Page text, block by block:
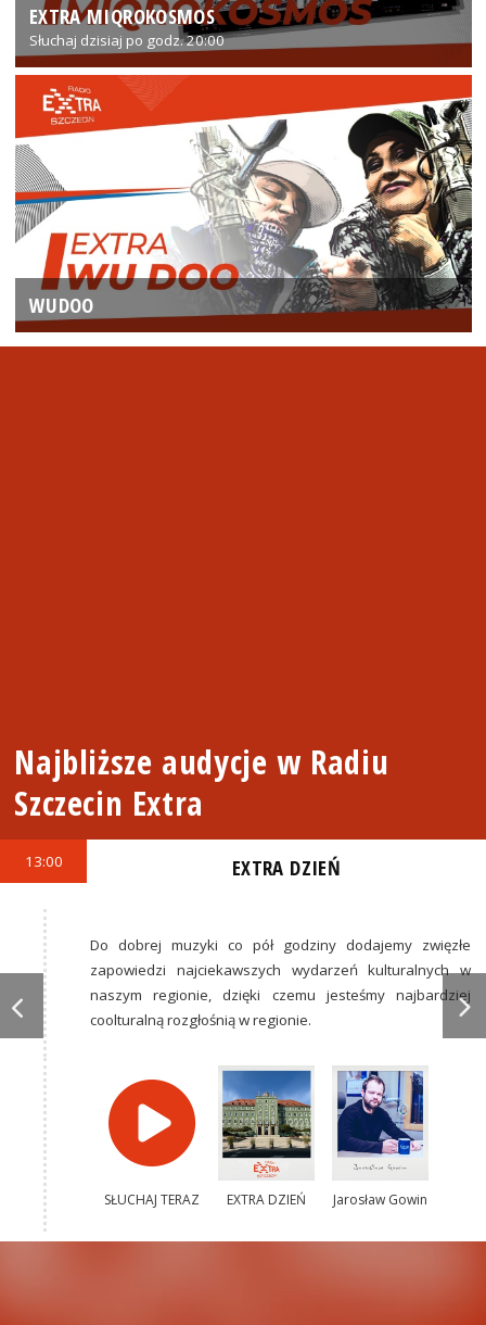
EXTRA MIQROKOSMOS
Słuchaj dzisiaj po godz. 20:00
WUDOO
Najbliższe audycje w Radiu
Szczecin Extra
13:00 EXTRA DZIEŃ
Do dobrej muzyki co pół godziny dodajemy zwięzłe
zapowiedzi najciekawszych wydarzeń kulturalnych w
naszym regionie, dzięki czemu jesteśmy najbardziej
coolturalną rozgłośnią w regionie.
SŁUCHAJ TERAZ EXTRA DZIEŃ Jarosław Gowin